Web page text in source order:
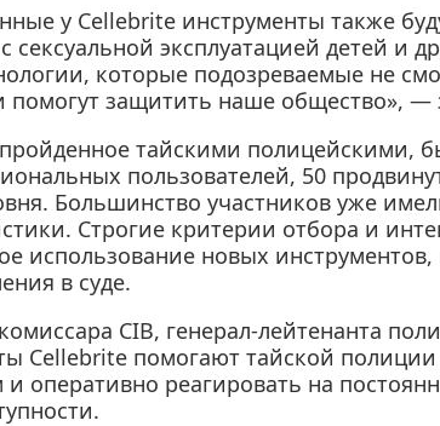
у Cellebrite инструменты также
сексуальной эксплуатацией детей и
которые подозреваемые не
помогут защитить наше общество», —
тайскими полицейскими,
пользователей, 50
Большинство участников уже
Строгие критерии отбора и
использование новых
в суде.
CIB, генерал-лейтенанта
Cellebrite помогают тайской
и оперативно реагировать на